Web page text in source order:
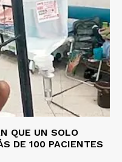
QUE UN SOLO
DE 100 PACIENTES